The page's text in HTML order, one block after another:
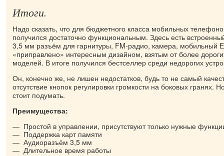
Итоги.
Надо сказать, что для бюджетного класса мобильных
получился достаточно функциональным. Здесь есть
3,5 мм разъём для гарнитуры, FM-радио, камера, мобильный
«приправлено» интересным дизайном, взятым от более
моделей. В итоге получился бестселлер среди недорогих
Он, конечно же, не лишен недостатков, будь то не самый
отсутствие кнопок регулировки громкости на боковых гранях.
стоит подумать.
Преимущества:
Простой в управлении, присутствуют только нужные
Поддержка карт памяти
Аудиоразъём 3,5 мм
Длительное время работы